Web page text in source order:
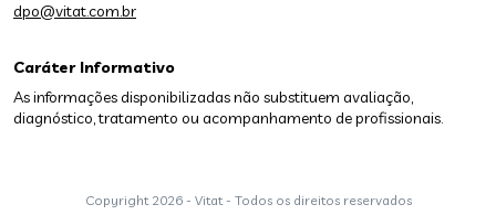
Caráter Informativo
As informações disponibilizadas não substituem avaliação,
diagnóstico, tratamento ou acompanhamento de profissionais.
dpo@vitat.com.br
Copyright 2026 - Vitat - Todos os direitos reservados